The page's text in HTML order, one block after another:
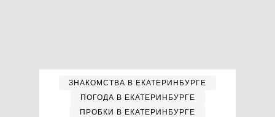
ЗНАКОМСТВА В ЕКАТЕРИНБУРГЕ
ПОГОДА В ЕКАТЕРИНБУРГЕ
ПРОБКИ В ЕКАТЕРИНБУРГЕ